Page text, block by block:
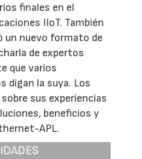
finales en el
IIoT. También
un nuevo formato de
de expertos
que varios
digan la suya. Los
sus experiencias
beneficios y
APL.